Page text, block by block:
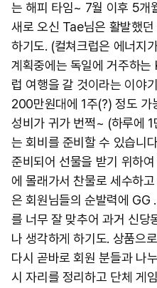
는 해피 타임~ 7월 이후 5개
새로 오신 Tae님은 활발했
하기도. (컬쳐크럽은 에너지
계획중에는 독일에 거주하
럽 여행을 갈 것이라는 이야
200만원대에 1주(?) 정도 가
성비가 귀가 번쩍~ (하루에
는 회비를 준비할 수 있습니
준비되어 선물을 받기 위하
에 몰래가서 찬물로 세수하
은 회원님들의 순발력에 GG
를 너무 잘 맞추어 과거 신당
나 생각하게 하기도. 상품으
다시 곧바로 회원 분들과 나
시 자리를 정리하고 단체 게